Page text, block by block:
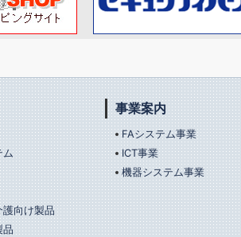
ム
護向け製品
品
事業案内
FAシステム事業
ICT事業
機器システム事業